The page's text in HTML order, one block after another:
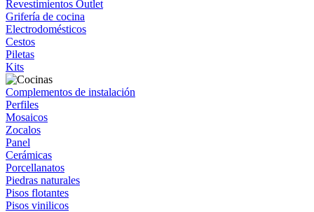
Revestimientos Outlet
Grifería de cocina
Electrodomésticos
Cestos
Piletas
Kits
Complementos de instalación
Perfiles
Mosaicos
Zocalos
Panel
Cerámicas
Porcellanatos
Piedras naturales
Pisos flotantes
Pisos vinilicos